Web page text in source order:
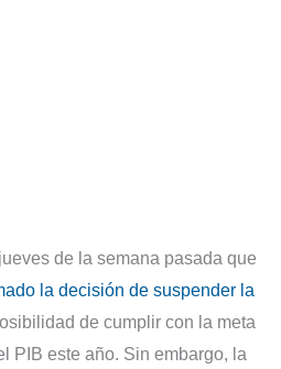
de la semana pasada que
la decisión de suspender la
de cumplir con la meta
PIB este año. Sin embargo, la